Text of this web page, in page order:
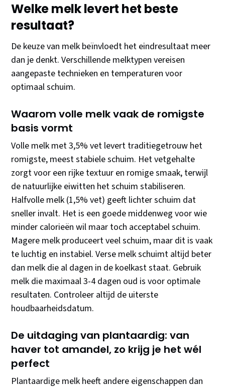
Welke melk levert het beste
resultaat?
De keuze van melk beïnvloedt het eindresultaat meer
dan je denkt. Verschillende melktypen vereisen
aangepaste technieken en temperaturen voor
optimaal schuim.
Waarom volle melk vaak de romigste
basis vormt
Volle melk met 3,5% vet levert traditiegetrouw het
romigste, meest stabiele schuim. Het vetgehalte
zorgt voor een rijke textuur en romige smaak, terwijl
de natuurlijke eiwitten het schuim stabiliseren.
Halfvolle melk (1,5% vet) geeft lichter schuim dat
sneller invalt. Het is een goede middenweg voor wie
minder calorieën wil maar toch acceptabel schuim.
Magere melk produceert veel schuim, maar dit is vaak
te luchtig en instabiel. Verse melk schuimt altijd beter
dan melk die al dagen in de koelkast staat. Gebruik
melk die maximaal 3-4 dagen oud is voor optimale
resultaten. Controleer altijd de uiterste
houdbaarheidsdatum.
De uitdaging van plantaardig: van
haver tot amandel, zo krijg je het wél
perfect
Plantaardige melk heeft andere eigenschappen dan